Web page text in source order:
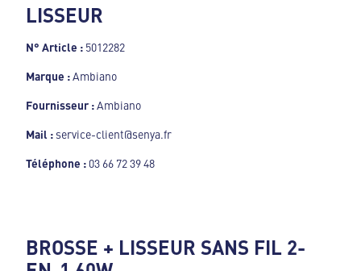
LISSEUR
N° Article : 5012282
Marque :Ambiano
Fournisseur :Ambiano
Mail : service-client@senya.fr
Téléphone : 03 66 72 39 48
BROSSE + LISSEUR SANS FIL 2-